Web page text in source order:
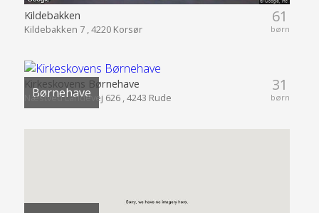
61
børn
Kildebakken
Kildebakken 7 , 4220 Korsør
Børnehave 31
børn
Kirkeskovens Børnehave
Næstved Landevej 626 , 4243 Rude